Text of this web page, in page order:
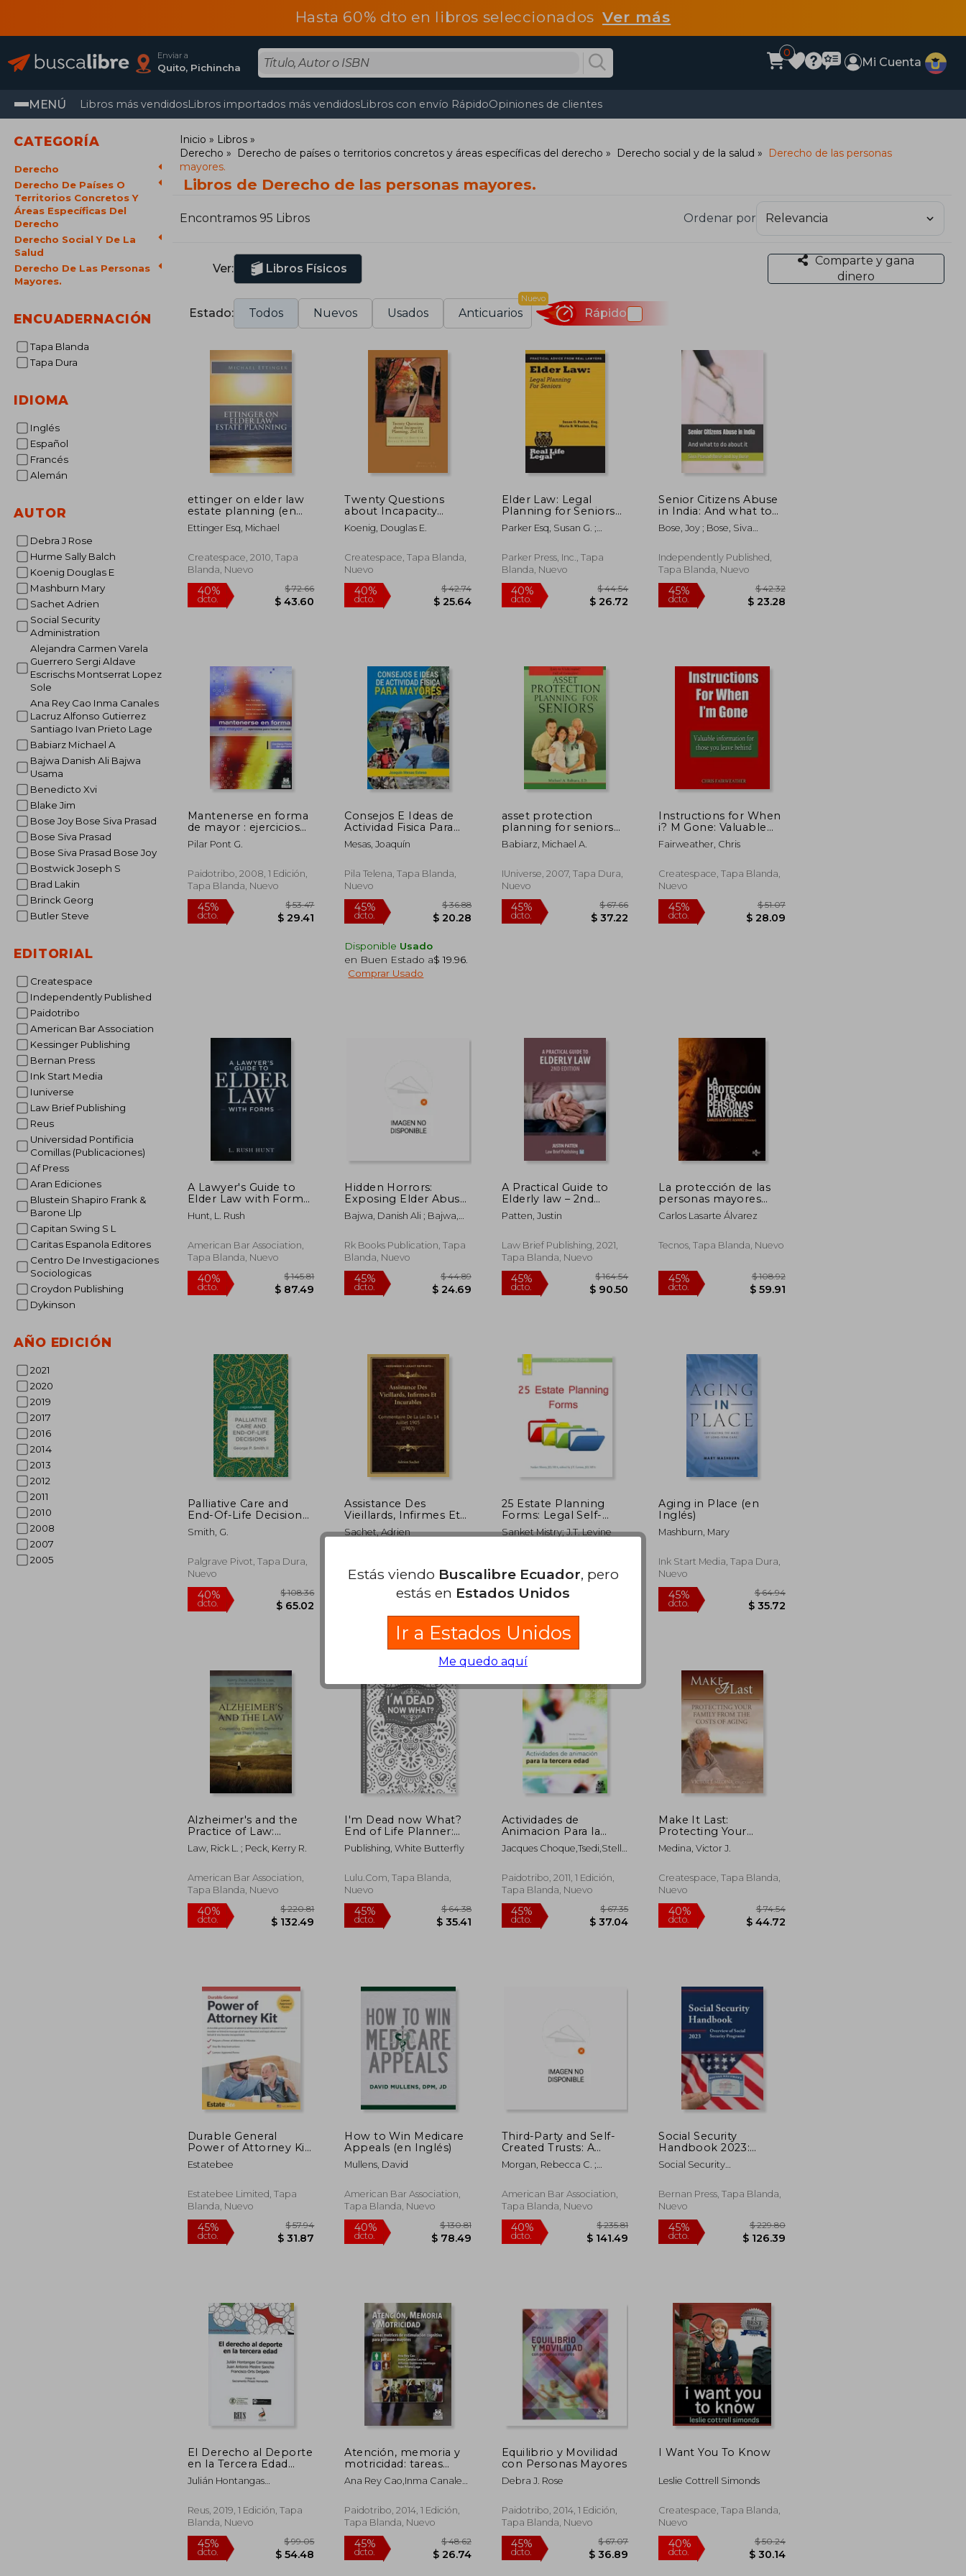
Hasta 60% dto en libros seleccionadosVer más
Enviar a
Quito, Pichincha
0
Mi Cuenta
MENÚ Libros más vendidosLibros importados más vendidosLibros con envío RápidoOpiniones de clientes
CATEGORÍA
Derecho
Derecho De Países O
Territorios Concretos Y
Áreas Específicas Del
Derecho
Derecho Social Y De La
Salud
Derecho De Las Personas
Mayores.
ENCUADERNACIÓN
Tapa Blanda
Tapa Dura
IDIOMA
Inglés
Español
Francés
Alemán
AUTOR
Debra J Rose
Hurme Sally Balch
Koenig Douglas E
Mashburn Mary
Sachet Adrien
Social Security
Administration
Alejandra Carmen Varela
Guerrero Sergi Aldave
Escrischs Montserrat Lopez
Sole
Ana Rey Cao Inma Canales
Lacruz Alfonso Gutierrez
Santiago Ivan Prieto Lage
Babiarz Michael A
Bajwa Danish Ali Bajwa
Usama
Benedicto Xvi
Blake Jim
Bose Joy Bose Siva Prasad
Bose Siva Prasad
Bose Siva Prasad Bose Joy
Bostwick Joseph S
Brad Lakin
Brinck Georg
Butler Steve
EDITORIAL
Createspace
Independently Published
Paidotribo
American Bar Association
Kessinger Publishing
Bernan Press
Ink Start Media
Iuniverse
Law Brief Publishing
Reus
Universidad Pontificia
Comillas (Publicaciones)
Af Press
Aran Ediciones
Blustein Shapiro Frank &
Barone Llp
Capitan Swing S L
Caritas Espanola Editores
Centro De Investigaciones
Sociologicas
Croydon Publishing
Dykinson
AÑO EDICIÓN
2021
2020
2019
2017
2016
2014
2013
2012
2011
2010
2008
2007
2005
Inicio
Libros
Derecho
Derecho de países o territorios concretos y áreas específicas del derecho Derecho social y de la salud
Derecho de las personas
mayores.
Libros de Derecho de las personas mayores.
Encontramos 95 Libros Ordenar por
Ver: Libros Físicos
Comparte y gana
dinero
Estado: Todos Nuevos Usados Anticuarios
Nuevo
Rápido
ettinger on elder law
estate planning (en
Inglés)
Ettinger Esq, Michael
Createspace, 2010, Tapa
Blanda, Nuevo
dcto.
Twenty Questions
about Incapacity
Planning, 2nd Ed.:
Answers to Important
(en Inglés)
Koenig, Douglas E.
Createspace, Tapa Blanda,
Nuevo
dcto.
Elder Law: Legal
Planning for Seniors
(en Inglés)
Parker Esq, Susan G. ;
Parker Press, Inc., Tapa
Blanda, Nuevo
dcto. $ 26.72
Senior Citizens Abuse
in India: And what to
do about it (en Inglés)
Bose, Joy ; Bose, Siva
Independently Published,
Tapa Blanda, Nuevo
dcto.
Mantenerse en forma
de mayor : ejercicios
para hacer en casa
Pilar Pont G.
Paidotribo, 2008, 1 Edición,
Tapa Blanda, Nuevo
Consejos E Ideas de
Actividad Fisica Para
Mayores
Mesas, Joaquín
Pila Telena, Tapa Blanda,
Nuevo
Disponible Usado
en Buen Estado a$ 19.96
Comprar Usado
asset protection
planning for seniors
(en Inglés)
Babiarz, Michael A.
IUniverse, 2007, Tapa Dura,
Nuevo
Instructions for When
i? M Gone: Valuable
Info for Those you
Leave Behind. (en
Fairweather, Chris
Createspace, Tapa Blanda,
Nuevo
A Lawyer's Guide to
Elder Law with Forms
(en Inglés)
Hunt, L. Rush
American Bar Association,
Tapa Blanda, Nuevo
40%
dcto.
Hidden Horrors:
Exposing Elder Abuse
and Protecting Our
Loved Ones (en
Bajwa, Danish Ali ; Bajwa,
Rk Books Publication, Tapa
Blanda, Nuevo
45%
dcto.
A Practical Guide to
Elderly law – 2nd
Edition (en Inglés)
Patten, Justin
Law Brief Publishing, 2021,
Tapa Blanda, Nuevo
45%
dcto.
$ 164.54
La protección de las
personas mayores
(Derecho - Estado Y
Sociedad)
Carlos Lasarte Álvarez
Tecnos, Tapa Blanda, Nuevo
45%
dcto.
Palliative Care and
End-Of-Life Decisions
(en Inglés)
Smith, G.
Palgrave Pivot, Tapa Dura,
Nuevo
40%
dcto.
Assistance Des
Vieillards, Infirmes Et
Incurables:
Commentaire De La
Sachet, Adrien
Blanda, Nuevo
40%
dcto.
$ 91.79
$ 55.07
25 Estate Planning
Forms: Legal Self-
Help Guide (en Inglés)
Sanket Mistry; J.T. Levine
Blanda, Nuevo
40%
dcto.
$ 76.41
$ 45.85
Aging in Place (en
Inglés)
Mashburn, Mary
Ink Start Media, Tapa Dura,
Nuevo
dcto.
Alzheimer's and the
Practice of Law:
Counseling Clients
with Dementia and
Inglés)
Law, Rick L. ; Peck, Kerry R.
American Bar Association,
Tapa Blanda, Nuevo
dcto. $ 132.49
I'm Dead now What?
End of Life Planner:
End of Life Planner,
Final Wishes, Funeral
Preparations…Make
Life Easier for Those
Inglés)
Publishing, White Butterfly
Lulu.com, Tapa Blanda,
Nuevo
dcto. $ 35.41
Actividades de
Animacion Para la
Tercera Edad
Jacques Choque,Tsedi,Stella
Paidotribo, 2011, 1 Edición,
Tapa Blanda, Nuevo
dcto. $ 37.04
Make It Last:
Protecting Your
Family From the Costs
of Aging (en Inglés)
Medina, Victor J.
Createspace, Tapa Blanda,
Nuevo
Durable General
Power of Attorney Kit:
Make Your Own
Power of Attorney in
Estatebee
Estatebee Limited, Tapa
Blanda, Nuevo
45%
dcto. $ 31.87
How to Win Medicare
Appeals (en Inglés)
Mullens, David
American Bar Association,
Tapa Blanda, Nuevo
40%
dcto. $ 78.49
Third-Party and Self-
Created Trusts: A
Modern Look (en
Inglés)
Morgan, Rebecca C. ;
Bryn
American Bar Association,
Tapa Blanda, Nuevo
$ 141.49
Social Security
Handbook 2023:
Overview of Social
Security Programs (en
Social Security
Bernan Press, Tapa Blanda,
Nuevo
45%
dcto.
El Derecho al Deporte
en la Tercera Edad
(Derecho Deportivo)
Julián Hontangas
Mestre Delgado; Francisco J.
Orts Delgado
Reus, 2019, 1 Edición, Tapa
Blanda, Nuevo
Atención, memoria y
motricidad: tareas
motrices de
estimulación cognitiva
mayores
Ana Rey Cao,Inma Canales
Santiago,Iván Prieto Lage
Paidotribo, 2014, 1 Edición,
Tapa Blanda, Nuevo
Equilibrio y Movilidad
con Personas Mayores
Debra J. Rose
Paidotribo, 2014, 1 Edición,
Tapa Blanda, Nuevo
I Want You To Know
Leslie Cottrell Simonds
Createspace, Tapa Blanda,
Nuevo
Estás viendo Buscalibre Ecuador, pero
estás en Estados Unidos
Ir a Estados Unidos
Me quedo aquí